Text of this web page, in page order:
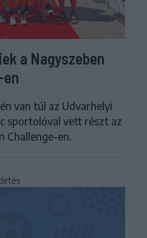
a Nagyszeben
van túl az Udvarhelyi
sportolóval vett részt az
Challenge-en.